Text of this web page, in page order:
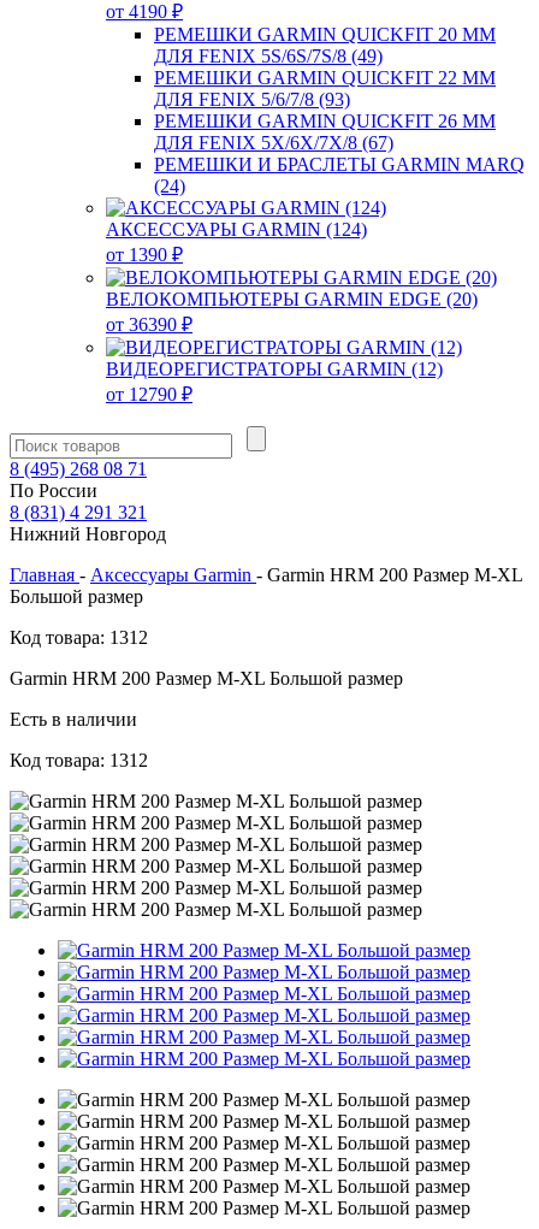
от 4190 ₽
РЕМЕШКИ GARMIN QUICKFIT 20 ММ
ДЛЯ FENIX 5S/6S/7S/8 (49)
РЕМЕШКИ GARMIN QUICKFIT 22 ММ
ДЛЯ FENIX 5/6/7/8 (93)
РЕМЕШКИ GARMIN QUICKFIT 26 ММ
ДЛЯ FENIX 5X/6X/7X/8 (67)
РЕМЕШКИ И БРАСЛЕТЫ GARMIN MARQ
(24)
АКСЕССУАРЫ GARMIN (124)
от 1390 ₽
ВЕЛОКОМПЬЮТЕРЫ GARMIN EDGE (20)
от 36390 ₽
ВИДЕОРЕГИСТРАТОРЫ GARMIN (12)
от 12790 ₽
8 (495) 268 08 71
По России
8 (831) 4 291 321
Нижний Новгород
Главная - Аксессуары Garmin - Garmin HRM 200 Размер M-XL
Большой размер
Код товара: 1312
Garmin HRM 200 Размер M-XL Большой размер
Есть в наличии
Код товара: 1312